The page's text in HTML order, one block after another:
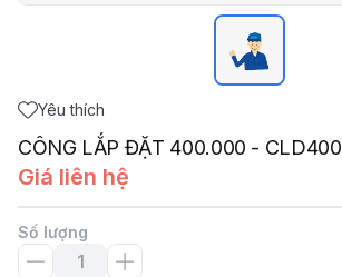
Yêu thích
CÔNG LẮP ĐẶT 400.000 - CLD400
Giá liên hệ
Số lượng